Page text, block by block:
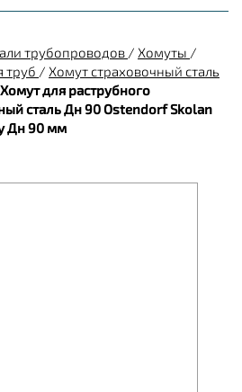
трубопроводов / Хомуты /
труб / Хомут страховочный сталь
Хомут для раструбного
сталь Дн 90 Ostendorf Skolan
Дн 90 мм